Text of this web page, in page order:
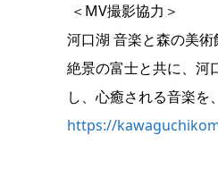
＜MV撮影協力＞
河口湖 音楽と森の美術
絶景の富士と共に、河
し、心癒される音楽を
https://